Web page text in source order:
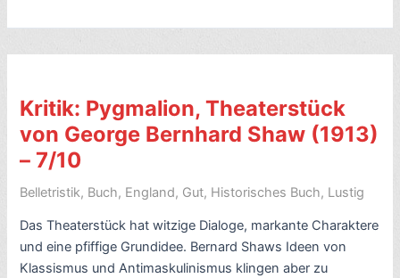
Der
Zitronentisch,
Barnes
(2004,
engl.
Lemon
Table)
–
7/10
Kritik: Pygmalion, Theaterstück
von George Bernhard Shaw (1913)
– 7/10
Belletristik, Buch, England, Gut, Historisches Buch, Lustig
Das Theaterstück hat witzige Dialoge, markante Charaktere
und eine pfiffige Grundidee. Bernard Shaws Ideen von
Klassismus und Antimaskulinismus klingen aber zu